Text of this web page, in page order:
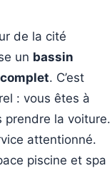
de la cité
un bassin
. C’est
: vous êtes à
prendre la voiture.
attentionné.
piscine et spa